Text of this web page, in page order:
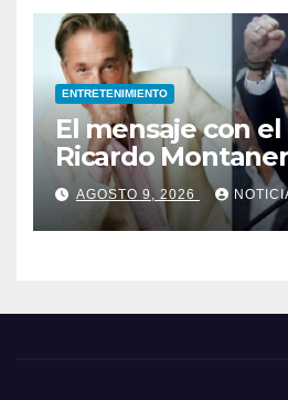
ENTRETENIMIENTO
El mensaje con
Ricardo
Abelardo de la
ayudar a
AGOSTO 9, 2026